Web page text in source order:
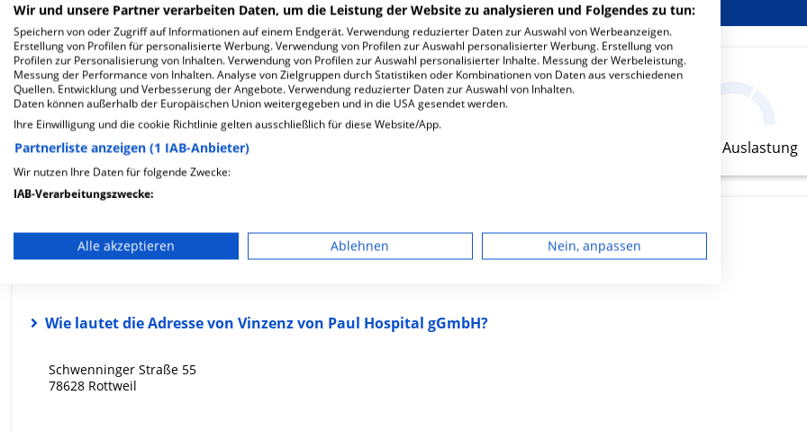
29.11
Ärzte
135.11
geringe Auslastung
FAQ
Wie lautet die Adresse von Vinzenz von Paul Hospital gGmbH?
Schwenninger Straße 55
78628 Rottweil
Wir und unsere Partner verarbeiten Daten, um die Leistung der Website zu analysieren und Folgendes zu tun:
Speichern von oder Zugriff auf Informationen auf einem Endgerät. Verwendung reduzierter Daten zur Auswahl von Werbeanzeigen.
Erstellung von Profilen für personalisierte Werbung. Verwendung von Profilen zur Auswahl personalisierter Werbung. Erstellung von
Profilen zur Personalisierung von Inhalten. Verwendung von Profilen zur Auswahl personalisierter Inhalte. Messung der Werbeleistung.
Messung der Performance von Inhalten. Analyse von Zielgruppen durch Statistiken oder Kombinationen von Daten aus verschiedenen
Quellen. Entwicklung und Verbesserung der Angebote. Verwendung reduzierter Daten zur Auswahl von Inhalten.
Daten können außerhalb der Europäischen Union weitergegeben und in die USA gesendet werden.
Ihre Einwilligung und die cookie Richtlinie gelten ausschließlich für diese Website/App.
Partnerliste anzeigen (1 IAB-Anbieter)
Wir nutzen Ihre Daten für folgende Zwecke:
IAB-Verarbeitungszwecke:
Verwendung reduzierter Daten zur Auswahl von Werbeanzeigen
Verwendung von Profilen zur Auswahl personalisierter Werbung
Erstellung von Profilen zur Personalisierung von Inhalten
Alle akzeptieren Ablehnen Nein, anpassen